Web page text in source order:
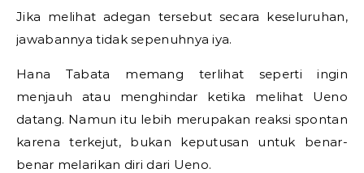
Jika melihat adegan tersebut secara keseluruhan,
jawabannya tidak sepenuhnya iya.
Hana Tabata memang terlihat seperti ingin
menjauh atau menghindar ketika melihat Ueno
datang. Namun itu lebih merupakan reaksi spontan
karena terkejut, bukan keputusan untuk benar-
benar melarikan diri dari Ueno.